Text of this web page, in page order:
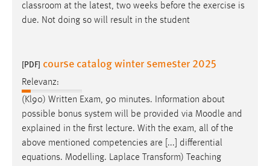
classroom at the latest, two weeks before the exercise is
due. Not doing so will result in the student
[PDF] course catalog winter semester 2025
Relevanz:
(Kl90) Written Exam, 90 minutes. Information about
possible bonus system will be provided via Moodle and
explained in the first lecture. With the exam, all of the
above mentioned competencies are [...] differential
equations. Modelling. Laplace Transform) Teaching